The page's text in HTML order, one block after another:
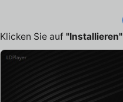
Klicken Sie auf "Installieren"